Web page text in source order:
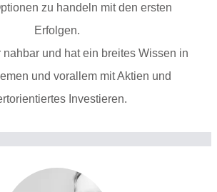
zu handeln mit den ersten
Erfolgen.
nahbar und hat ein breites Wissen in
und vorallem mit Aktien und
Investieren.